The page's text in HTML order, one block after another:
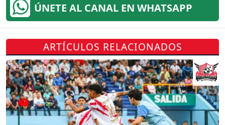
ÚNETE AL CANAL EN WHATSAPP
ARTÍCULOS RELACIONADOS